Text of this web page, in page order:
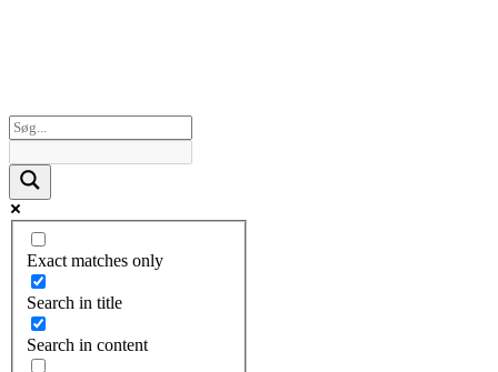
Exact matches only
Search in title
Search in content